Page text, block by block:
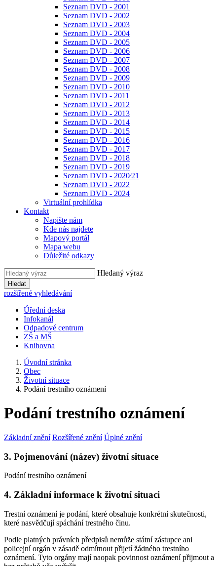
Seznam DVD - 2001
Seznam DVD - 2002
Seznam DVD - 2003
Seznam DVD - 2004
Seznam DVD - 2005
Seznam DVD - 2006
Seznam DVD - 2007
Seznam DVD - 2008
Seznam DVD - 2009
Seznam DVD - 2010
Seznam DVD - 2011
Seznam DVD - 2012
Seznam DVD - 2013
Seznam DVD - 2014
Seznam DVD - 2015
Seznam DVD - 2016
Seznam DVD - 2017
Seznam DVD - 2018
Seznam DVD - 2019
Seznam DVD - 2020⁄21
Seznam DVD - 2022
Seznam DVD - 2024
Virtuální prohlídka
Kontakt
Napište nám
Kde nás najdete
Mapový portál
Mapa webu
Důležité odkazy
Hledaný výraz
Hledat
rozšířené vyhledávání
Úřední deska
Infokanál
Odpadové centrum
ZŠ a MŠ
Knihovna
Úvodní stránka
Obec
Životní situace
Podání trestního oznámení
Podání trestního oznámení
Základní znění Rozšířené znění Úplné znění
3. Pojmenování (název) životní situace
Podání trestního oznámení
4. Základní informace k životní situaci
Trestní oznámení je podání, které obsahuje konkrétní skutečnosti,
které nasvědčují spáchání trestného činu.
Podle platných právních předpisů nemůže státní zástupce ani
policejní orgán v zásadě odmítnout přijetí žádného trestního
oznámení. Tyto orgány mají naopak povinnost oznámení přijmout a